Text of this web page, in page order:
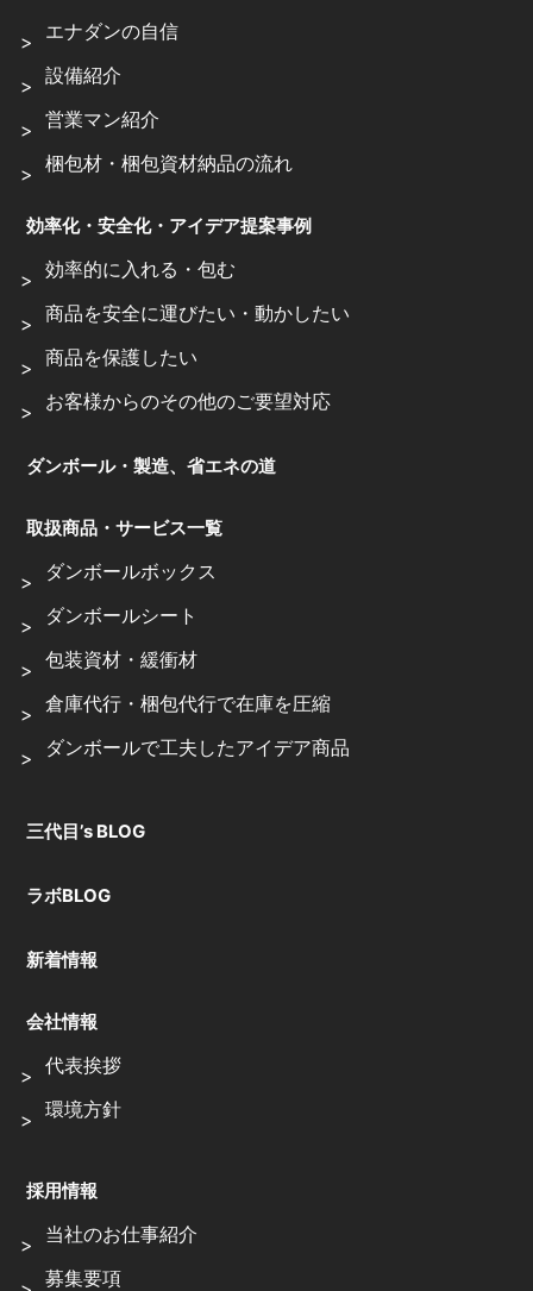
エナダンの自信
設備紹介
営業マン紹介
梱包材・梱包資材納品の流れ
効率化・安全化・アイデア提案事例
効率的に入れる・包む
商品を安全に運びたい・動かしたい
商品を保護したい
お客様からのその他のご要望対応
ダンボール・製造、省エネの道
取扱商品・サービス一覧
ダンボールボックス
ダンボールシート
包装資材・緩衝材
倉庫代行・梱包代行で在庫を圧縮
ダンボールで工夫したアイデア商品
三代目’s BLOG
ラボBLOG
新着情報
会社情報
代表挨拶
環境方針
採用情報
当社のお仕事紹介
募集要項